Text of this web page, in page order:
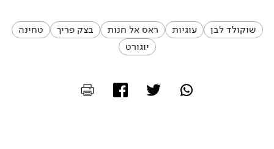
שוקולד לבן עוגיות ראס אל חנות בצק פריך
טחינה
יוגורט